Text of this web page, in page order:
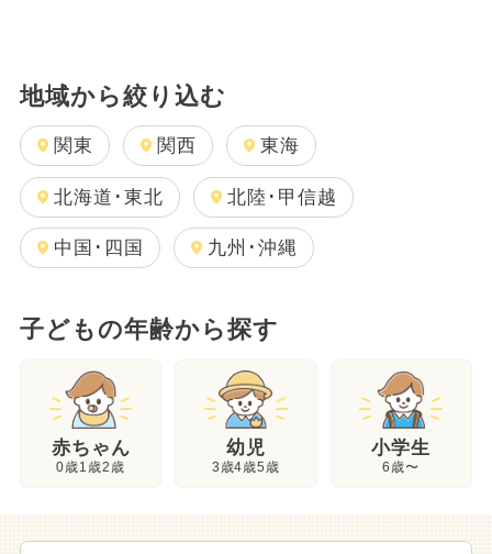
地域から絞り込む
関東 関西 東海
北海道･東北 北陸･甲信越
中国･四国 九州･沖縄
子どもの年齢から探す
赤ちゃん
0歳1歳2歳
幼児
3歳4歳5歳
小学生
6歳〜